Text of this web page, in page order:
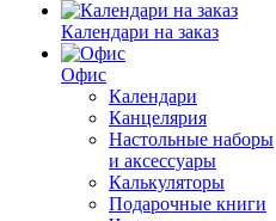
Календари на заказ
Офис
Календари
Канцелярия
Настольные наборы
и аксессуары
Калькуляторы
Подарочные книги